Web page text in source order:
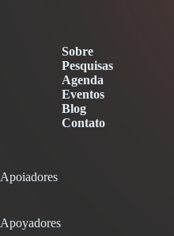
Sobre
Pesquisas
Agenda
Eventos
Blog
Contato
Apoiadores
Apoyadores